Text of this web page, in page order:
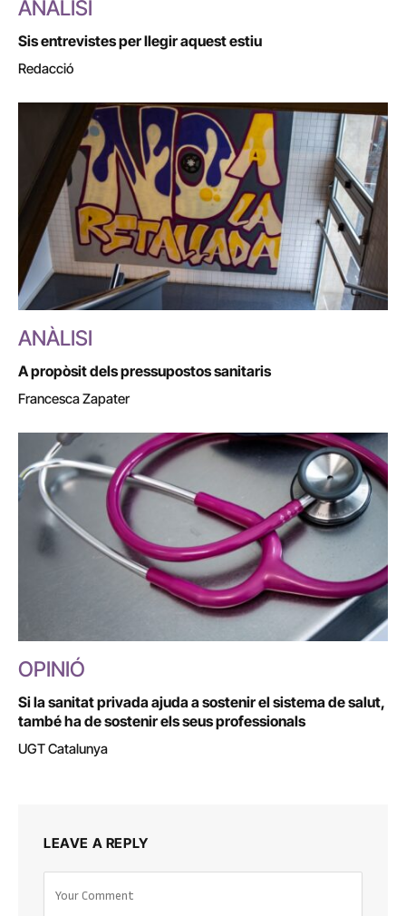
ANÀLISI
Sis entrevistes per llegir aquest estiu
Redacció
ANÀLISI
A propòsit dels pressupostos sanitaris
Francesca Zapater
OPINIÓ
Si la sanitat privada ajuda a sostenir el sistema de salut,
també ha de sostenir els seus professionals
UGT Catalunya
LEAVE A REPLY